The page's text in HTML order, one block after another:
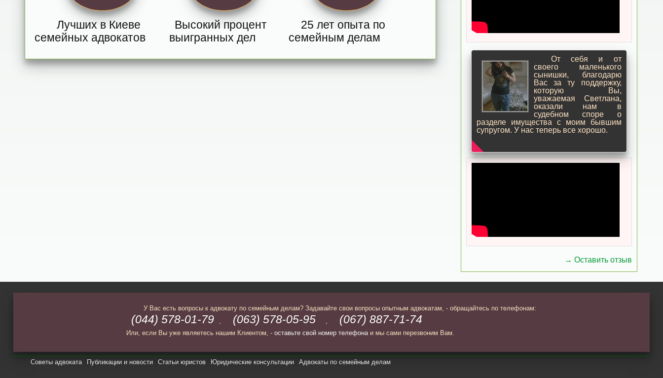
Лучших в Киеве
семейных адвокатов
Высокий процент
выигранных дел
25 лет опыта по
семейным делам
От себя и от
своего маленького
сынишки, благодарю
Вас за ту поддержку,
которую Вы,
уважаемая Светлана,
оказали нам в
судебном споре о
разделе имущества с моим бывшим
супругом. У нас теперь все хорошо.
→ Оставить отзыв
У Вас есть вопросы к адвокату по семейным делам? Задавайте свои вопросы опытным адвокатам, - обращайтесь по телефонам:
(044) 578-01-79 , (063) 578-05-95 , (067) 887-71-74
Или, если Вы уже являетесь нашим Клиентом, -оставьте свой номер телефонаи мы сами перезвоним Вам.
Советы адвоката Публикации и новости Статьи юристов Юридические консультации Адвокаты по семейным делам